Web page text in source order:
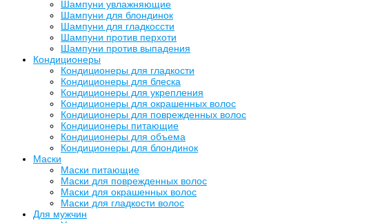
Шампуни увлажняющие
Шампуни для блондинок
Шампуни для гладкоссти
Шампуни против перхоти
Шампуни против выпадения
Кондиционеры
Кондиционеры для гладкости
Кондиционеры для блеска
Кондиционеры для укрепления
Кондиционеры для окрашенных волос
Кондиционеры для поврежденных волос
Кондиционеры питающие
Кондиционеры для объема
Кондиционеры для блондинок
Маски
Маски питающие
Маски для поврежденных волос
Маски для окрашенных волос
Маски для гладкости волос
Для мужчин